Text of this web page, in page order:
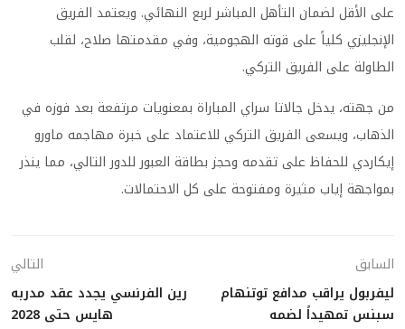
على الأقل لضمان التأهل المباشر لربع النهائي. ويعتمد الفريق
الإنجليزي كلياً على قوته الهجومية، وفي مقدمتها صلاح، لقلب
الطاولة على الفريق التركي.
من جهته، يدخل جالاتا سراي المباراة بمعنويات مرتفعة بعد فوزه في
الذهاب، ويسعى الفريق التركي للاعتماد على خبرة مهاجمه ماورو
إيكاردي للحفاظ على تقدمه وحجز بطاقة العبور للدور التالي، مما ينذر
بمواجهة إياب مثيرة ومفتوحة على كل الاحتمالات.
السابق
ليفربول يراقب مدافع توتنهام
سبنس تمهيداً لضمه
التالي
رين الفرنسي يجدد عقد مدربه
هايس حتى 2028